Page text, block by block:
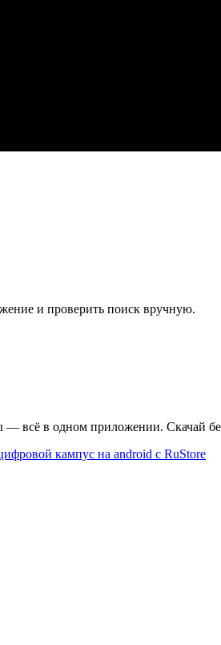
и проверить поиск вручную.
всё в одном приложении. Скачай